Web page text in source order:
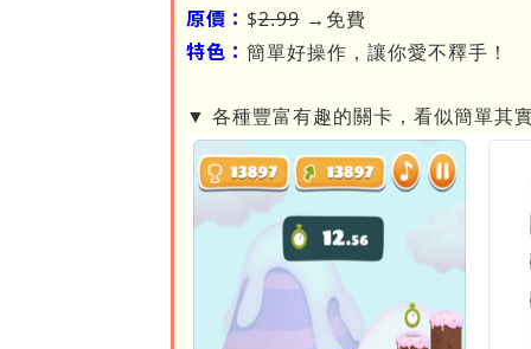
原價： $2.99→免費
特色： 簡單好操作，讓你愛不釋手！
▼ 各種豐富有趣的關卡，看似簡單其